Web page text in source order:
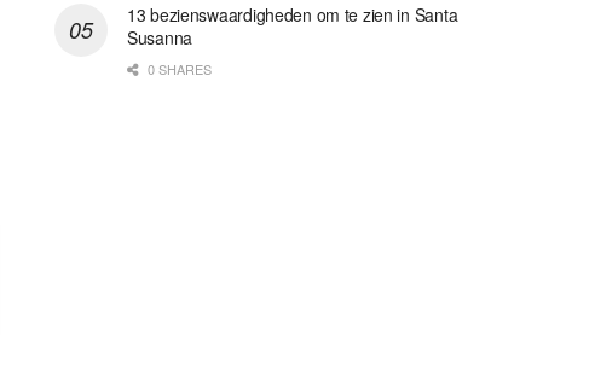
13 bezienswaardigheden om te zien in Santa
Susanna
0 SHARES